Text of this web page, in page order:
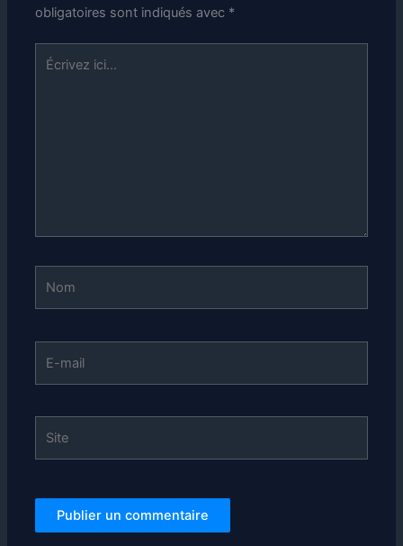
obligatoires sont indiqués avec *
ici…
mail